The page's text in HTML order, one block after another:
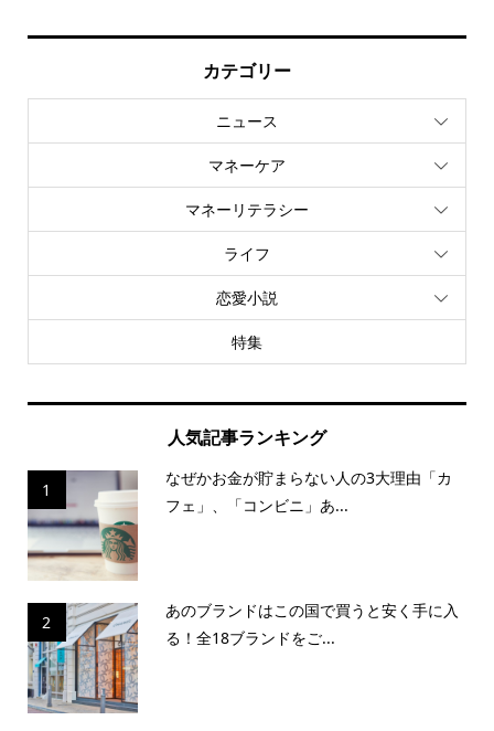
カテゴリー
ニュース
マネーケア
マネーリテラシー
ライフ
恋愛小説
特集
人気記事ランキング
1
なぜかお金が貯まらない人の3大理由「カ
フェ」、「コンビニ」あ...
2
あのブランドはこの国で買うと安く手に入
る！全18ブランドをご...